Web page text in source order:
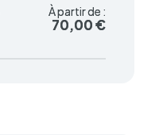
À partir de :
70,00 €
À partir de :
70,00 €